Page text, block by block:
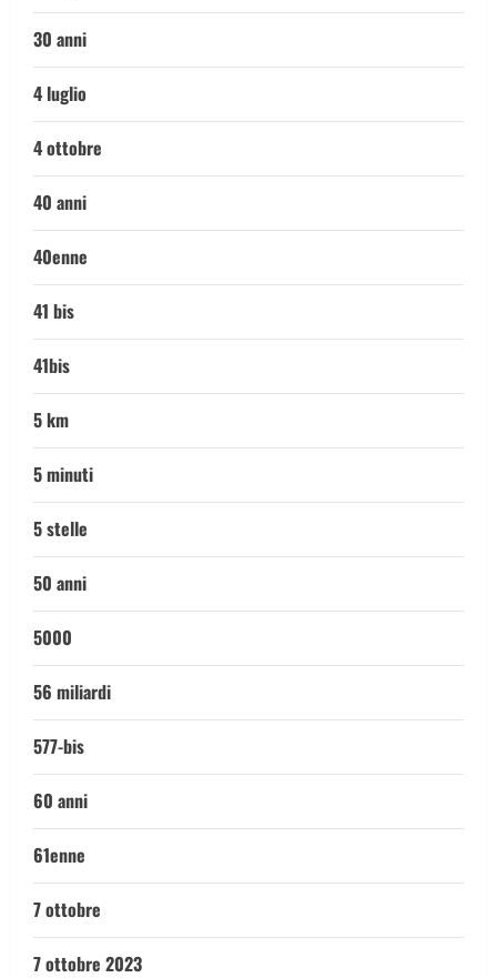
30 anni
4 luglio
4 ottobre
40 anni
40enne
41 bis
41bis
5 km
5 minuti
5 stelle
50 anni
5000
56 miliardi
577-bis
60 anni
61enne
7 ottobre
7 ottobre 2023